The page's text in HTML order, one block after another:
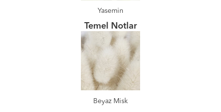
Yasemin
Temel Notlar
Beyaz Misk